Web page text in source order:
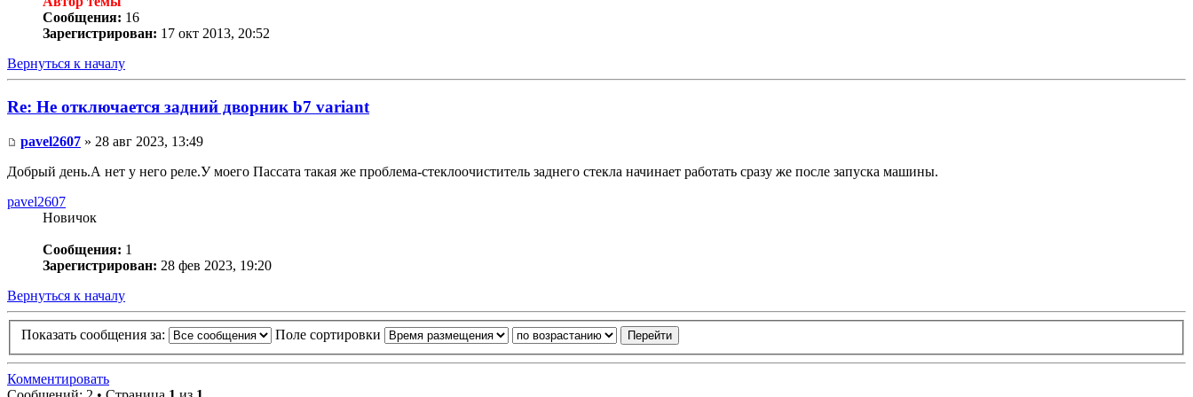
Сообщения: 16
Зарегистрирован: 17 окт 2013, 20:52
Вернуться к началу
Re: Не отключается задний дворник b7 variant
pavel2607 » 28 авг 2023, 13:49
Добрый день.А нет у него реле.У моего Пассата такая же проблема-стеклоочиститель заднего стекла начинает работать сразу же после запуска машины.
pavel2607
Новичок
Сообщения: 1
Зарегистрирован: 28 фев 2023, 19:20
Вернуться к началу
Показать сообщения за: Поле сортировки
Комментировать